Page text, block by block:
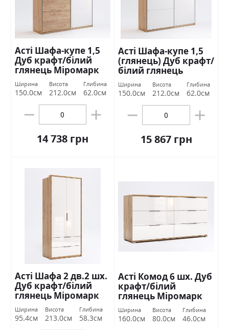
Асті Шафа-купе 1,5
Дуб крафт/білий
глянець Міромарк
Ширина
150.0см
Висота
212.0см
Глибина
62.0см
14 738 грн
Асті Шафа-купе 1,5
(глянець) Дуб крафт/
білий глянець
Міромарк
Ширина
150.0см
Висота
212.0см
Глибина
62.0см
15 867 грн
Асті Шафа 2 дв.2 шх.
Дуб крафт/білий
глянець Міромарк
Ширина
95.4см
Висота
213.0см
Глибина
58.3см
Асті Комод 6 шх. Дуб
крафт/білий
глянець Міромарк
Ширина
160.0см
Висота
80.0см
Глибина
46.0см